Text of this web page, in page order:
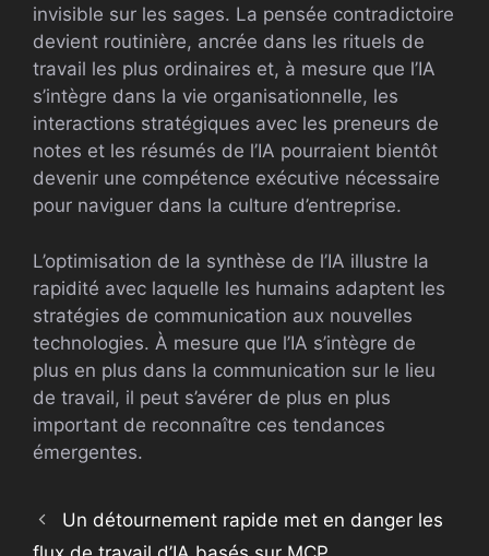
invisible sur les sages. La pensée contradictoire
devient routinière, ancrée dans les rituels de
travail les plus ordinaires et, à mesure que l’IA
s’intègre dans la vie organisationnelle, les
interactions stratégiques avec les preneurs de
notes et les résumés de l’IA pourraient bientôt
devenir une compétence exécutive nécessaire
pour naviguer dans la culture d’entreprise.
L’optimisation de la synthèse de l’IA illustre la
rapidité avec laquelle les humains adaptent les
stratégies de communication aux nouvelles
technologies. À mesure que l’IA s’intègre de
plus en plus dans la communication sur le lieu
de travail, il peut s’avérer de plus en plus
important de reconnaître ces tendances
émergentes.
Un détournement rapide met en danger les